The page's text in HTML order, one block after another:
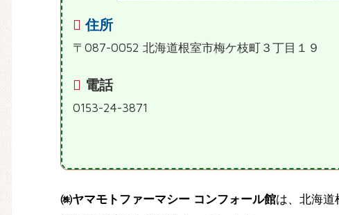
住所
〒087-0052 北海道根室市梅ケ枝町３丁目１９
電話
0153-24-3871
㈱ヤマモトファーマシー コンフォール館は、北海道